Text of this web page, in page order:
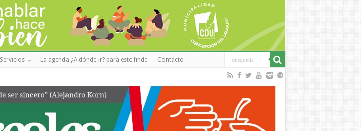
Servicios La agenda ¿A dónde ir? para este finde Contacto